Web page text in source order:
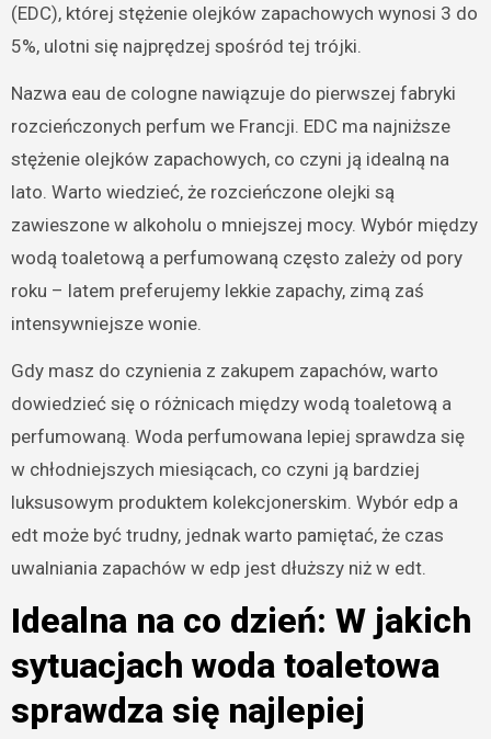
(EDC), której stężenie olejków zapachowych wynosi 3 do
5%, ulotni się najprędzej spośród tej trójki.
Nazwa eau de cologne nawiązuje do pierwszej fabryki
rozcieńczonych perfum we Francji. EDC ma najniższe
stężenie olejków zapachowych, co czyni ją idealną na
lato. Warto wiedzieć, że rozcieńczone olejki są
zawieszone w alkoholu o mniejszej mocy. Wybór między
wodą toaletową a perfumowaną często zależy od pory
roku – latem preferujemy lekkie zapachy, zimą zaś
intensywniejsze wonie.
Gdy masz do czynienia z zakupem zapachów, warto
dowiedzieć się o różnicach między wodą toaletową a
perfumowaną. Woda perfumowana lepiej sprawdza się
w chłodniejszych miesiącach, co czyni ją bardziej
luksusowym produktem kolekcjonerskim. Wybór edp a
edt może być trudny, jednak warto pamiętać, że czas
uwalniania zapachów w edp jest dłuższy niż w edt.
Idealna na co dzień: W jakich
sytuacjach woda toaletowa
sprawdza się najlepiej